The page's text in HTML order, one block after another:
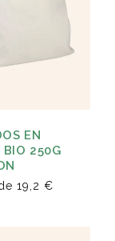
EN
250G
19,2 €